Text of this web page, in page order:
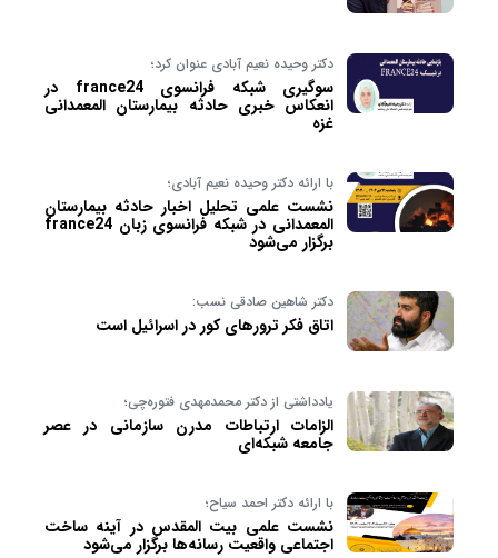
دکتر وحیده نعیم آبادی عنوان کرد؛
سوگیری شبکه فرانسوی france24 در
انعکاس خبری حادثه بیمارستان المعمدانی
غزه
با ارائه دکتر وحیده نعیم آبادی؛
نشست علمی تحلیل اخبار حادثه بیمارستان
المعمدانی در شبکه فرانسوی زبان france24
برگزار می‌شود
دکتر شاهین صادقی نسب:
اتاق فکر ترور‌های کور در اسرائیل است
یادداشتی از دکتر محمدمهدی فتوره‌چی؛
الزامات ارتباطات مدرن سازمانی در عصر
جامعه شبکه‌ای
با ارائه دکتر احمد سیاح؛
نشست علمی بیت المقدس در آینه ساخت
اجتماعی واقعیت رسانه‌ها برگزار می‌شود